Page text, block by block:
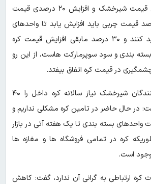
است، افزود: با کاهش قیمت شیرخشک و افزایش ۲۰ درصدی قیمت
۴۰ تا ۵۰ درصد قیمت چربی باید افزایش یابد تا واحدهای
تولیدی اقدام به تولید کنند و ۳۰ درصد مابقی افزایش قیمت کره
بندی و سود سوپرمارکت هاست، از این رو
در قیمت کره اتفاق بیفتد.
رئیس انجمن تولیدکنندگان شیرخشک نیاز سالانه کره داخل را ۴۰
در حال حاضر در تامین کره مشکلی نداریم و
واحدهای بسته بندی تا یک هفته آتی در بازار
کره در تمامی فروشگاه ها و مغازه ها
است.
کره ارتباطی به گرانی آن ندارد، گفت: کاهش